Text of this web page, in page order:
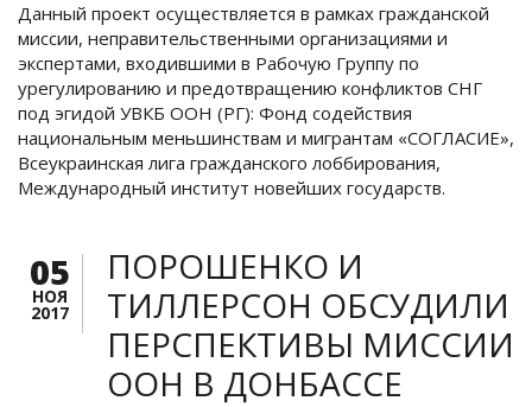
Данный проект осуществляется в рамках гражданской
миссии, неправительственными организациями и
экспертами, входившими в Рабочую Группу по
урегулированию и предотвращению конфликтов СНГ
под эгидой УВКБ ООН (РГ): Фонд содействия
национальным меньшинствам и мигрантам «СОГЛАСИЕ»,
Всеукраинская лига гражданского лоббирования,
Международный институт новейших государств.
05
НОЯ
2017
ПОРОШЕНКО И
ТИЛЛЕРСОН ОБСУДИЛИ
ПЕРСПЕКТИВЫ МИССИИ
ООН В ДОНБАССЕ